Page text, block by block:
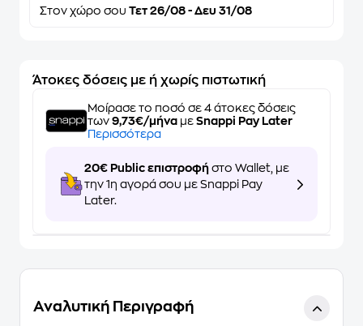
Στον χώρο σου Τετ 26/08 - Δευ 31/08
Άτοκες δόσεις με ή χωρίς πιστωτική
Μοίρασε το ποσό σε 4 άτοκες δόσεις
των 9,73€/μήνα με Snappi Pay Later
Περισσότερα
20€ Public επιστροφή στο Wallet, με
την 1η αγορά σου με Snappi Pay
Later.
Αναλυτική Περιγραφή